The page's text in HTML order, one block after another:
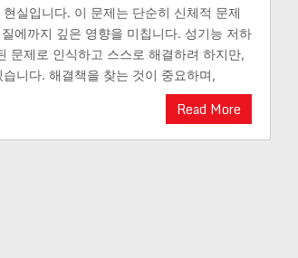
실입니다. 이 문제는 단순히 신체적 문제
에까지 깊은 영향을 미칩니다. 성기능 저하
문제로 인식하고 스스로 해결하려 하지만,
니다. 해결책을 찾는 것이 중요하며,
Read More